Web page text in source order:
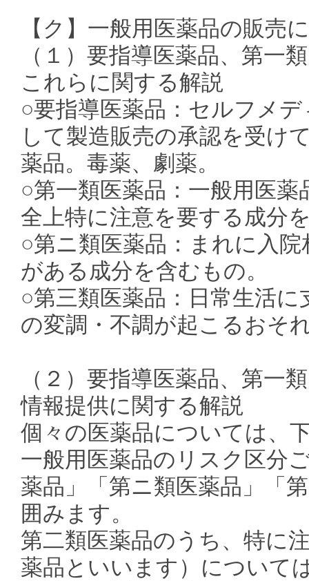
【ク】一般用医薬品の販売
（１）要指導医薬品、第一
これらに関する解説
○要指導医薬品：セルフメ
して製造販売の承認を受け
薬品。毒薬、劇薬。
○第一類医薬品：一般用医
全上特に注意を要する成分
○第ニ類医薬品：まれに入
がある成分を含むもの。
○第三類医薬品：日常生活
の変調・不調が起こるおそ
（２）要指導医薬品、第一
情報提供に関する解説
個々の医薬品については、
一般用医薬品のリスク区分
薬品」「第ニ類医薬品」「
囲みます。
第二類医薬品のうち、特に
薬品といいます）について